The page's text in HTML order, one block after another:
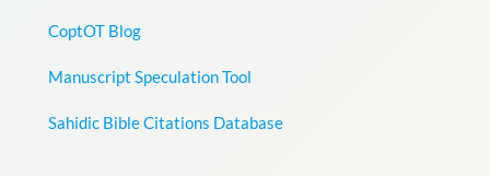
CoptOT Blog
Manuscript Speculation Tool
Sahidic Bible Citations Database